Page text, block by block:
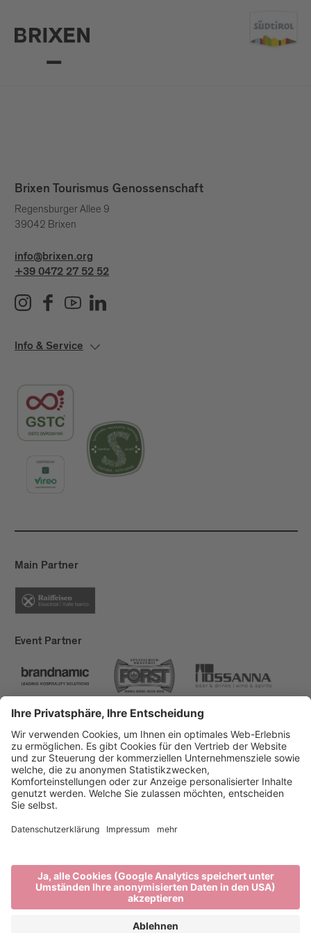
Brixen Tourismus Genossenschaft
Regensburger Allee 9
39042 Brixen
info@brixen.org
+39 0472 27 52 52
Info & Service
Main Partner
Event Partner
Brixen Tourismus
Privacy
Impressum
Förderungen
produced by